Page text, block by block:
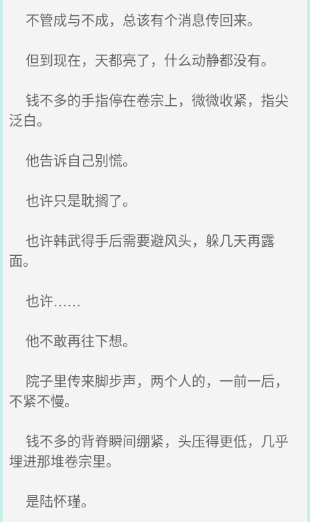
不管成与不成，总该有个消息传回来。
但到现在，天都亮了，什么动静都没有。
钱不多的手指停在卷宗上，微微收紧，指尖
泛白。
他告诉自己别慌。
也许只是耽搁了。
也许韩武得手后需要避风头，躲几天再露
面。
也许……
他不敢再往下想。
院子里传来脚步声，两个人的，一前一后，
不紧不慢。
钱不多的背脊瞬间绷紧，头压得更低，几乎
埋进那堆卷宗里。
是陆怀瑾。